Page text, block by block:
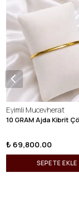
Eyimli Mucevherat
₺ 69,800.00
SEPETE EKLE